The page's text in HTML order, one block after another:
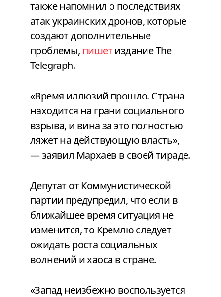
также напомнил о последствиях
атак украинских дронов, которые
создают дополнительные
проблемы, пишетиздание The
Telegraph.
«Время иллюзий прошло. Страна
находится на грани социального
взрыва, и вина за это полностью
ляжет на действующую власть»,
— заявил Мархаев в своей тираде.
Депутат от Коммунистической
партии предупредил, что если в
ближайшее время ситуация не
изменится, то Кремлю следует
ожидать роста социальных
волнений и хаоса в стране.
«Запад неизбежно воспользуется